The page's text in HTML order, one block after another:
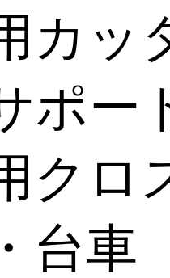
カッ
ポー
クロ
台車